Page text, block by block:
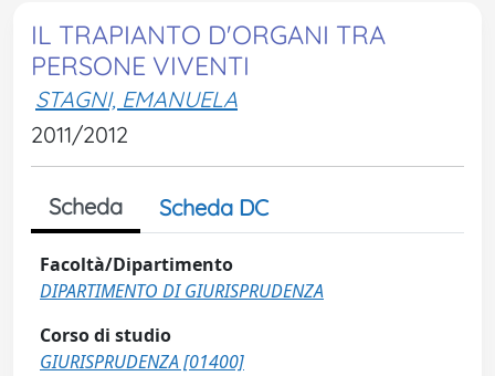
IL TRAPIANTO D'ORGANI TRA
PERSONE VIVENTI
STAGNI, EMANUELA
2011/2012
Scheda Scheda DC
Facoltà/Dipartimento
DIPARTIMENTO DI GIURISPRUDENZA
Corso di studio
GIURISPRUDENZA [01400]